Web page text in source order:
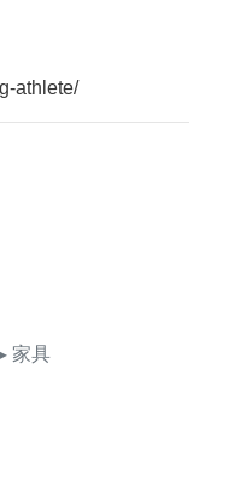
athlete/
家具